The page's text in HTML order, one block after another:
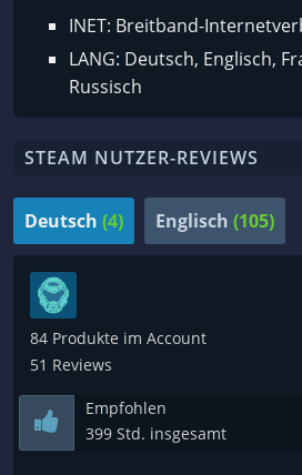
INET: Breitband-
LANG: Deutsch, Englisch,
Russisch
STEAM NUTZER-REVIEWS
Deutsch (4) Englisch (105)
84 Produkte im Account
51 Reviews
Empfohlen
399 Std. insgesamt